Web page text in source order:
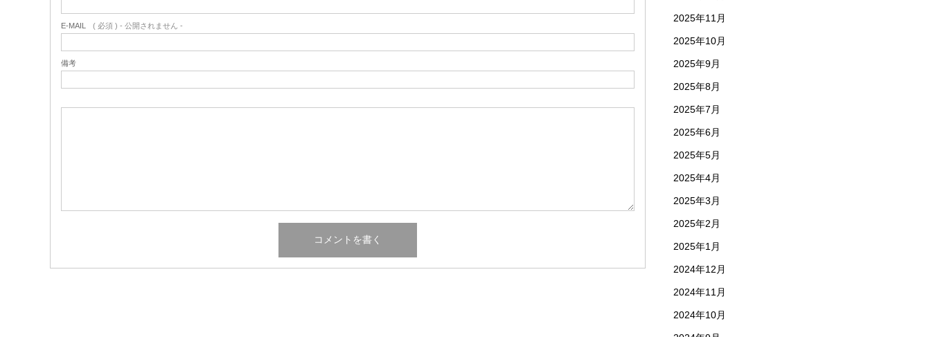
E-MAIL ( 必須 ) - 公開されません -
備考
2025年11月
2025年10月
2025年9月
2025年8月
2025年7月
2025年6月
2025年5月
2025年4月
2025年3月
2025年2月
2025年1月
2024年12月
2024年11月
2024年10月